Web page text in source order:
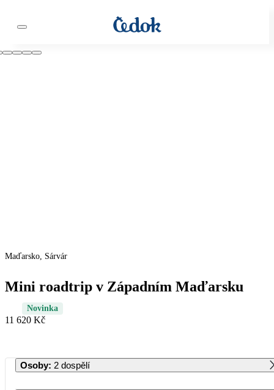
Maďarsko, Sárvár
Mini roadtrip v Západním Maďarsku
Novinka
11 620 Kč
Osoby: 2 dospělí